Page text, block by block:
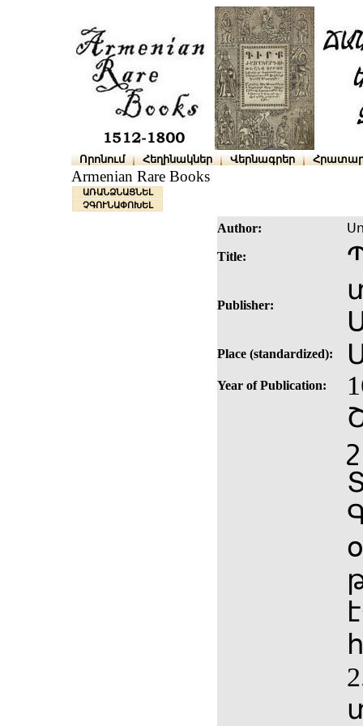
Որոնում Հեղինակներ Վերնագրեր
Armenian Rare Books
ԱՌԱՆՁՆԱՑՆԵԼ
ՉԳՈՒՆԱՓՈԽԵԼ
Author:
Title:
Publisher:
Place (standardized):
Year of Publication: